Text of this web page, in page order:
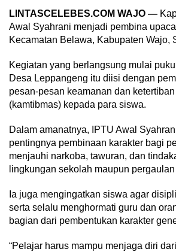
LINTASCELEBES.COM WAJO —
Awal Syahrani menjadi pembina
Kecamatan Belawa, Kabupaten Wajo,
Kegiatan yang berlangsung mulai
Desa Leppangeng itu diisi dengan
pesan-pesan keamanan dan
(kamtibmas) kepada para siswa.
Dalam amanatnya, IPTU Awal
pentingnya pembinaan karakter bagi
menjauhi narkoba, tawuran, dan
lingkungan sekolah maupun
Ia juga mengingatkan siswa agar
serta selalu menghormati guru dan
bagian dari pembentukan karakter
“Pelajar harus mampu menjaga diri